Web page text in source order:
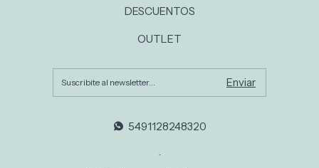
DESCUENTOS
OUTLET
5491128248320
.